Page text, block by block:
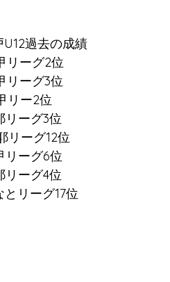
過去の成績
リーグ2位
リーグ3位
リー2位
リーグ3位
リーグ12位
リーグ6位
リーグ4位
リーグ17位